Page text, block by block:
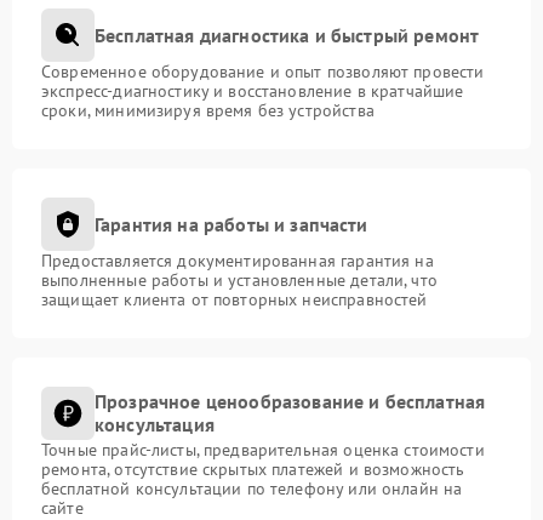
Бесплатная диагностика и быстрый ремонт
Современное оборудование и опыт позволяют провести
экспресс-диагностику и восстановление в кратчайшие
сроки, минимизируя время без устройства
Гарантия на работы и запчасти
Предоставляется документированная гарантия на
выполненные работы и установленные детали, что
защищает клиента от повторных неисправностей
Прозрачное ценообразование и бесплатная
консультация
Точные прайс-листы, предварительная оценка стоимости
ремонта, отсутствие скрытых платежей и возможность
бесплатной консультации по телефону или онлайн на
сайте